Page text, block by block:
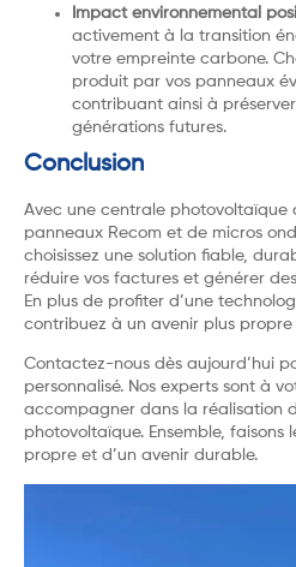
Impact environnemental
activement à la transition
votre empreinte carbone.
produit par vos panneaux
contribuant ainsi à
générations futures.
Conclusion
Avec une centrale photovoltaïque
panneaux Recom et de micros
choisissez une solution fiable,
réduire vos factures et générer
En plus de profiter d’une
contribuez à un avenir plus propre
Contactez-nous dès aujourd’hui
personnalisé. Nos experts sont à
accompagner dans la réalisation
photovoltaïque. Ensemble, faisons
propre et d’un avenir durable.